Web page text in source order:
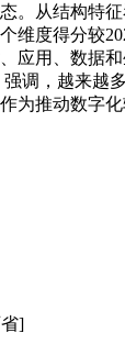
。从结构特
维度得分较
应用、数据
调，越来越
为推动数字
]